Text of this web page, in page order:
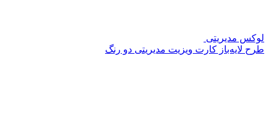
لوکس مدیریتی
طرح لایه‌باز کارت ویزیت مدیریتی دو رنگ